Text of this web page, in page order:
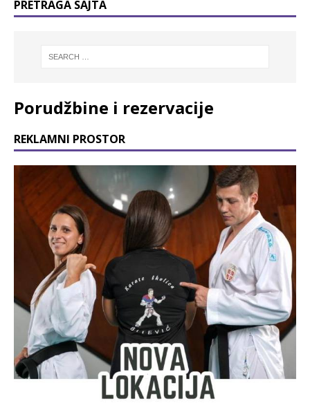
PRETRAGA SAJTA
Porudžbine i rezervacije
REKLAMNI PROSTOR